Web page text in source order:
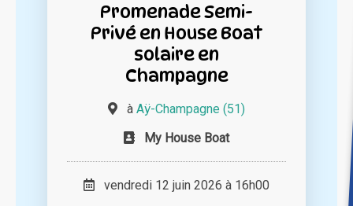
Promenade Semi-
Privé en House Boat
solaire en
Champagne
à Aÿ-Champagne (51)
My House Boat
vendredi 12 juin 2026 à 16h00